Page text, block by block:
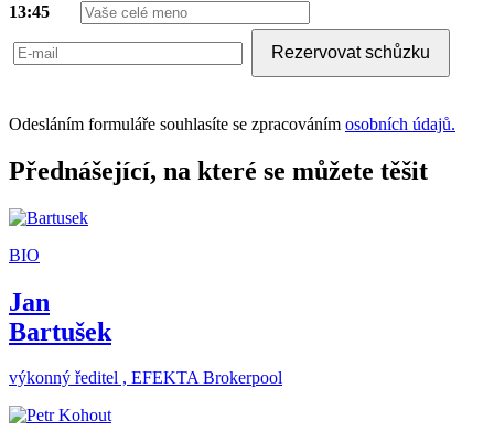
13:45
Rezervovat schůzku
Odesláním formuláře souhlasíte se zpracováním osobních údajů.
Přednášející, na které se můžete těšit
BIO
Jan
Bartušek
výkonný ředitel , EFEKTA Brokerpool